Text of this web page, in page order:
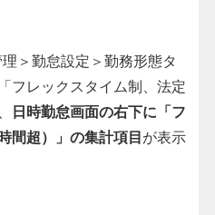
＞勤怠設定＞勤務形態タ
フレックスタイム制、法定
日時勤怠画面の右下に「フ
間超）」の集計項目が表示